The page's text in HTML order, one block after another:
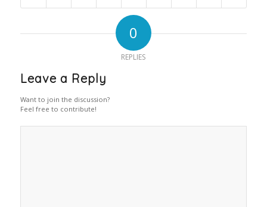
0
REPLIES
Leave a Reply
Want to join the discussion?
Feel free to contribute!